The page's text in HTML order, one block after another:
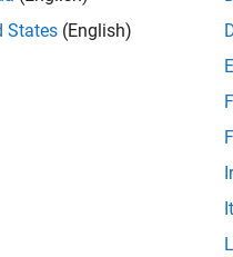
States (English)